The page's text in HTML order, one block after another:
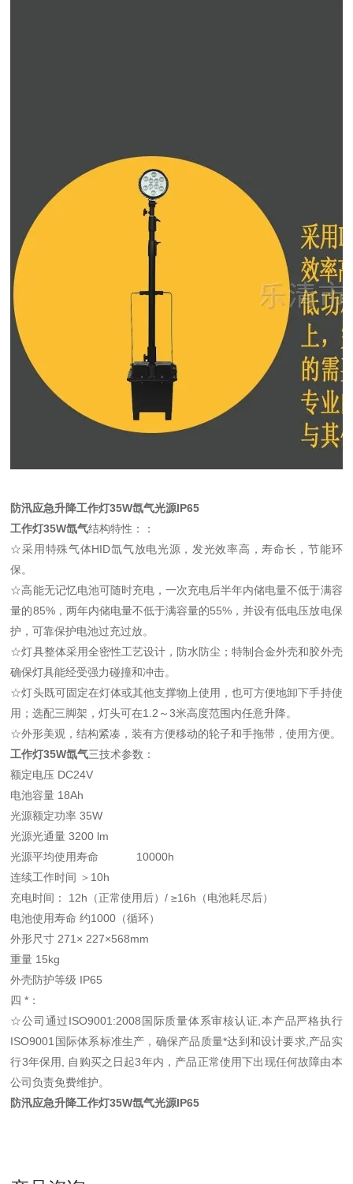
防汛应急升降工作灯35W氙气光源IP65
工作灯35W氙气结构特性：：
☆采用特殊气体HID氙气放电光源，发光效率高，寿命长，节能环
保。
☆高能无记忆电池可随时充电，一次充电后半年内储电量不低于满容
量的85%，两年内储电量不低于满容量的55%，并设有低电压放电保
护，可靠保护电池过充过放。
☆灯具整体采用全密性工艺设计，防水防尘；特制合金外壳和胶外壳
确保灯具能经受强力碰撞和冲击。
☆灯头既可固定在灯体或其他支撑物上使用，也可方便地卸下手持使
用；选配三脚架，灯头可在1.2～3米高度范围内任意升降。
☆外形美观，结构紧凑，装有方便移动的轮子和手拖带，使用方便。
工作灯35W氙气三技术参数：
额定电压 DC24V
电池容量 18Ah
光源额定功率 35W
光源光通量 3200 lm
光源平均使用寿命 10000h
连续工作时间 ＞10h
充电时间： 12h（正常使用后）/ ≥16h（电池耗尽后）
电池使用寿命 约1000（循环）
外形尺寸 271× 227×568mm
重量 15kg
外壳防护等级 IP65
四 *：
☆公司通过ISO9001:2008国际质量体系审核认证,本产品严格执行
ISO9001国际体系标准生产，确保产品质量*达到和设计要求,产品实
行3年保用, 自购买之日起3年内，产品正常使用下出现任何故障由本
公司负责免费维护。
防汛应急升降工作灯35W氙气光源IP65